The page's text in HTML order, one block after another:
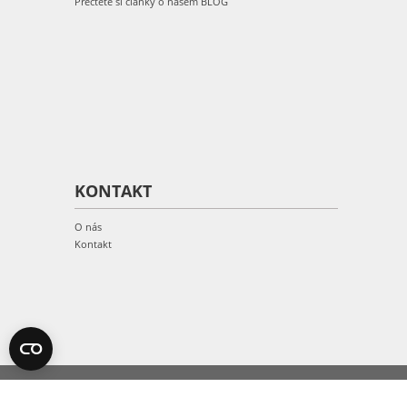
KONTAKT
O nás
Kontakt